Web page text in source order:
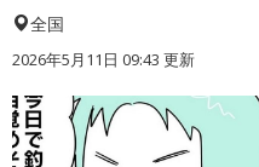
全国
2026年5月11日 09:43 更新